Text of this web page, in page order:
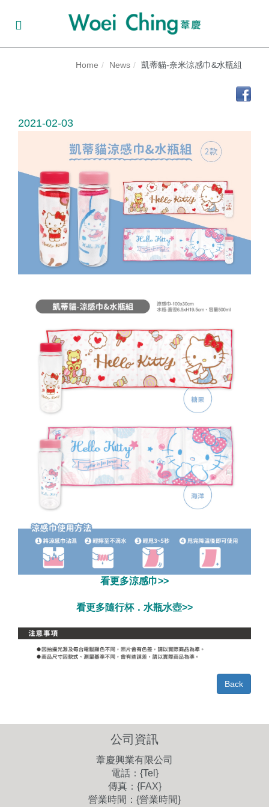
Home News 凱蒂貓-奈米涼感巾&水瓶組
2021-02-03
看更多涼感巾>>
看更多隨行杯．水瓶水壺>>
Back
公司資訊
葦慶興業有限公司
電話：{Tel}
傳真：{FAX}
營業時間：{營業時間}